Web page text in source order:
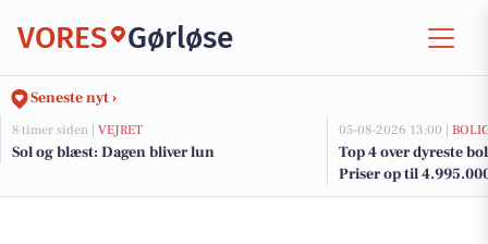
VORES Gørløse
Seneste nyt ›
8 timer siden | VEJRET
Sol og blæst: Dagen bliver lun
05-08-2026 13:00 |
Top 4 over dyreste
Priser op til